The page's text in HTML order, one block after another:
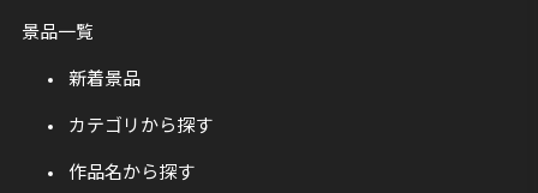
景品一覧
新着景品
カテゴリから探す
作品名から探す